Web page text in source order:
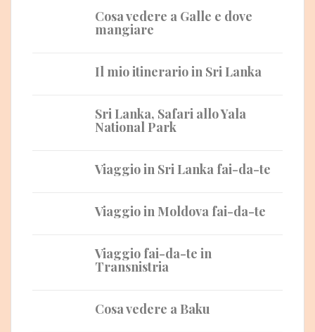
Cosa vedere a Galle e dove
mangiare
Il mio itinerario in Sri Lanka
Sri Lanka, Safari allo Yala
National Park
Viaggio in Sri Lanka fai-da-te
Viaggio in Moldova fai-da-te
Viaggio fai-da-te in
Transnistria
Cosa vedere a Baku